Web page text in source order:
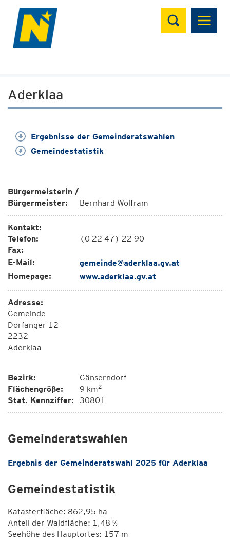
Suchen
Aderklaa
Ergebnisse der Gemeinderatswahlen
Gemeindestatistik
Bürgermeisterin /
Bürgermeister:
Bernhard Wolfram
Kontakt:
Telefon:
(0 22 47) 22 90
Fax:
E-Mail:
gemeinde@aderklaa.gv.at
Homepage:
www.aderklaa.gv.at
Adresse:
Gemeinde
Dorfanger 12
2232
Aderklaa
Bezirk:
Gänserndorf
Flächengröße:
9 km2
Stat. Kennziffer: 30801
Gemeinderatswahlen
Ergebnis der Gemeinderatswahl 2025 für Aderklaa
Gemeindestatistik
Katasterfläche: 862,95 ha
Anteil der Waldfläche: 1,48 %
Seehöhe des Hauptortes: 157 m